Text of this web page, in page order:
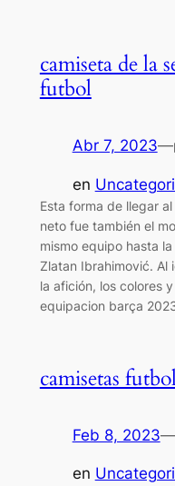
camiseta de la
futbol
Abr 7, 2023—
en
Esta forma de llegar
neto fue también el
mismo equipo hasta
Zlatan Ibrahimović. Al
la afición, los colores
equipacion barça
camisetas
Feb 8, 2023—
en